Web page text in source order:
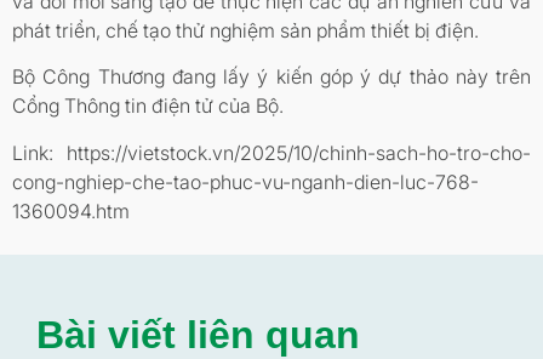
phát triển, chế tạo thử nghiệm sản phẩm thiết bị điện.
Bộ Công Thương đang lấy ý kiến góp ý dự thảo này trên
Cổng Thông tin điện tử của Bộ.
Link: https://vietstock.vn/2025/10/chinh-sach-ho-tro-cho-
cong-nghiep-che-tao-phuc-vu-nganh-dien-luc-768-
1360094.htm
Bài viết liên quan